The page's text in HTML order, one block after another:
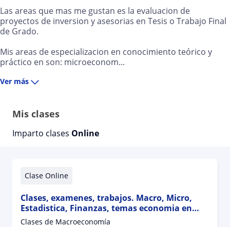
Las areas que mas me gustan es la evaluacion de
proyectos de inversion y asesorias en Tesis o Trabajo Final
de Grado.
Mis areas de especializacion en conocimiento teórico y
práctico en son: microeconom...
Ver más
Mis clases
Imparto clases Online
Clase Online
Clases, examenes, trabajos. Macro, Micro,
Estadistica, Finanzas, temas economia en
general
Clases de Macroeconomía